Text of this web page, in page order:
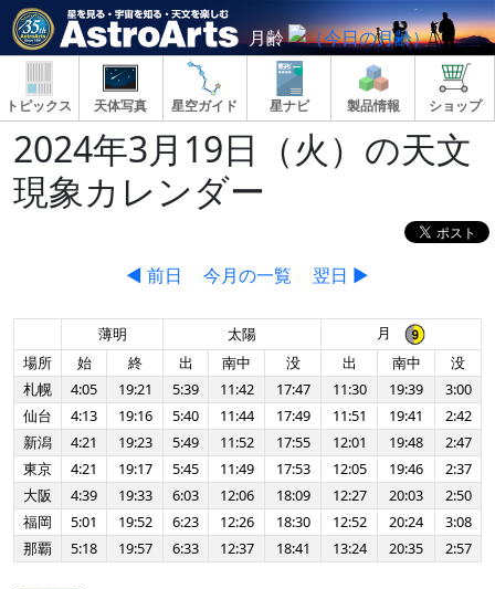
月齢
トピックス 天体写真 星空ガイド 星ナビ 製品情報 ショップ
2024年3月19日（火）の天文
現象カレンダー
◀ 前日 今月の一覧 翌日 ▶
薄明 太陽
月
場所
始 終 出 南中 没 出 南中
没
札幌
4:05 19:21 5:39 11:42 17:47 11:30 19:39
3:00
仙台
4:13 19:16 5:40 11:44 17:49 11:51 19:41
2:42
新潟
4:21 19:23 5:49 11:52 17:55 12:01 19:48
2:47
東京
4:21 19:17 5:45 11:49 17:53 12:05 19:46
2:37
大阪
4:39 19:33 6:03 12:06 18:09 12:27 20:03
2:50
福岡
5:01 19:52 6:23 12:26 18:30 12:52 20:24
3:08
那覇
5:18 19:57 6:33 12:37 18:41 13:24 20:35 2:57